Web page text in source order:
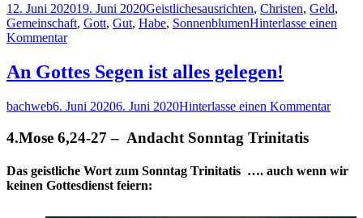
Veröffentlicht
am
12. Juni 202019. Juni 2020Kategorien
GeistlichesSchlagwörter
ausrichten, Christen, Geld,
Gemeinschaft, Gott, Gut, Habe, SonnenblumenHinterlasse einen
Kommentarzu
ausgerichtet!
An Gottes Segen ist alles gelegen!
Autor
bachwebVeröffentlicht
6. Juni 20206. Juni 2020Hinterlasse einen Kommentarzu
ist
alles
4.Mose 6,24-27 – Andacht Sonntag Trinitatis
Das geistliche Wort zum Sonntag Trinitatis …. auch wenn wir
keinen Gottesdienst feiern: